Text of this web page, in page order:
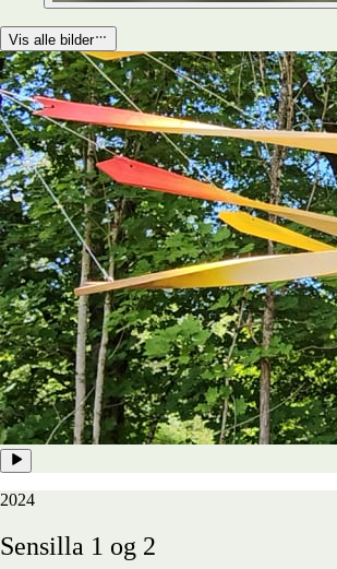
Vis alle bilder
2024
Sensilla 1 og 2